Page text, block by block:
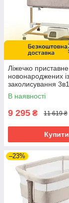
Ліжечко
новонароджених
заколисування 3в1
CARRELLO Bloom
Cream Beige
В наявності
9 295 ₴ 11 619 ₴
Купити
–23%